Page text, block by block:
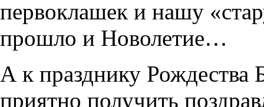
первоклашек и нашу
прошло и Новолетие…
А к празднику Рождества
приятно получить